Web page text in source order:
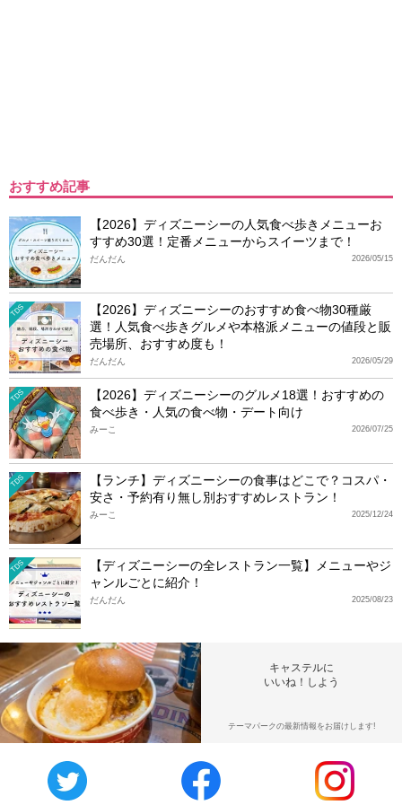
おすすめ記事
【2026】ディズニーシーの人気食べ歩きメニューお
すすめ30選！定番メニューからスイーツまで！
2026/05/15
だんだん
TDS
【2026】ディズニーシーのおすすめ食べ物30種厳
選！人気食べ歩きグルメや本格派メニューの値段と販
売場所、おすすめ度も！
2026/05/29
だんだん
TDS
【2026】ディズニーシーのグルメ18選！おすすめの
食べ歩き・人気の食べ物・デート向け
2026/07/25
みーこ
TDS
【ランチ】ディズニーシーの食事はどこで？コスパ・
安さ・予約有り無し別おすすめレストラン！
2025/12/24
みーこ
TDS
【ディズニーシーの全レストラン一覧】メニューやジ
ャンルごとに紹介！
2025/08/23
だんだん
キャステルに
いいね！しよう
テーマパークの最新情報をお届けします!